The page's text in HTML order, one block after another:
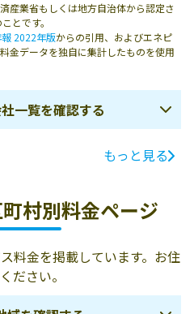
産業省もしくは地方自治体から認定さ
とです。
2022年版からの引用、およびエネピ
金データを独自に集計したものを使用
一覧を確認する
電話番号
ｰ9
津市高
上野町
059-234-2344
もっと見る
村別料金ページ
料金を掲載しています。お住
ださい。